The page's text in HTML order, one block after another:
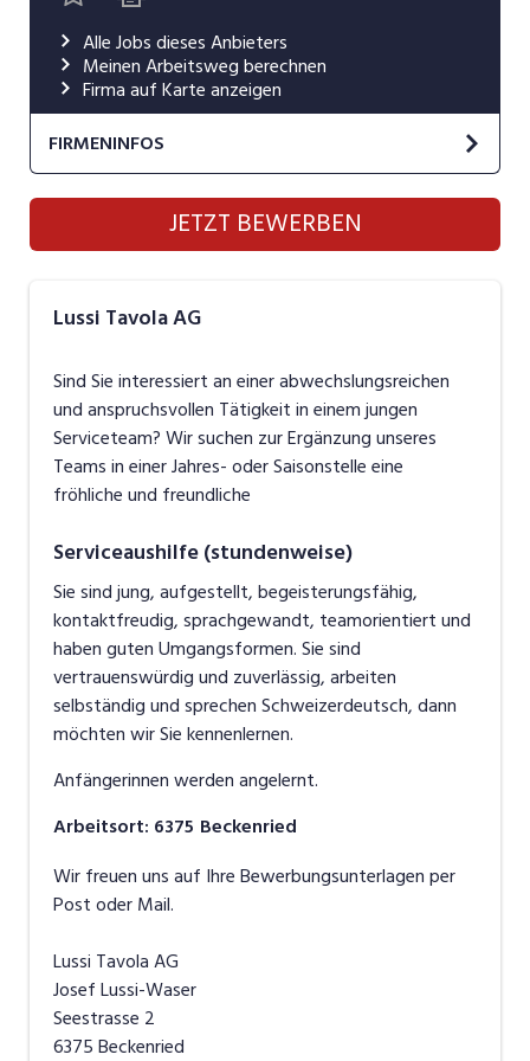
Industrie, Maschinenbau, Anlagenbau,
Produktion
Informatik, Telekommunikation
Kaufm. Berufe, Kundendienst, Verwaltung
Körperpflege, Wellness
Marketing, Kommunikation, Medien, Druck
Sicherheit, Rettung, Polizei, Zoll
Verkauf, Handel, Kundenberatung,
Aussendienst
Alle Jobs dieses Anbieters
Meinen Arbeitsweg berechnen
Firma auf Karte anzeigen
FIRMENINFOS
Lussi Tavola AG
Lussi Tavola AG: Tavola, der Tisch / die Tafel =
feierlichem Rahmen
tafeln = mit guten Freunden in gemütlicher Runde zu
Tische sitzen, sich unterhalten, sich treffen –
auch: „an der Tafel essen“, also mit Stil speisen =
Wir wollen Gäste willkommen heissen, empfangen,
aufnehmen, beherbergen und mit Speis und Trank
bedienen. Für Sie wollen wir ein angenehmer, guter
und aufmerksamer Gastgeber sein.
Die hervorragenden Standorte am Vierwaldstättersee
und an Wanderwegen oder Skipisten sind gut
erreichbar mit Auto, Schiff, Bus, Bahn und zu Fuss. Die
heimelig, rustikale Atmosphäre – abgestimmt auf das
und Restaurationsbetriebe aus. Mit langen
Öffnungszeiten an sieben Tagen die Woche, der
schonenden Zubereitung von gesunden Speisen aus
einheimischen, frischen Zutaten, einem fairen Preis-
Leistungs-Verhältnis und schneller, aufmerksamer und
freundlicher Bedienung wollen wir unsere treuen und
JETZT BEWERBEN
Lussi Tavola AG
Sind Sie interessiert an einer abwechslungsreichen
und anspruchsvollen Tätigkeit in einem jungen
Serviceteam? Wir suchen zur Ergänzung unseres
Teams in einer Jahres- oder Saisonstelle eine
fröhliche und freundliche
Serviceaushilfe (stundenweise)
Sie sind jung, aufgestellt, begeisterungsfähig,
kontaktfreudig, sprachgewandt, teamorientiert und
haben guten Umgangsformen. Sie sind
vertrauenswürdig und zuverlässig, arbeiten
selbständig und sprechen Schweizerdeutsch, dann
möchten wir Sie kennenlernen.
Anfängerinnen werden angelernt.
Arbeitsort: 6375 Beckenried
Wir freuen uns auf Ihre Bewerbungsunterlagen per
Post oder Mail.
Lussi Tavola AG
Josef Lussi-Waser
Seestrasse 2
6375 Beckenried